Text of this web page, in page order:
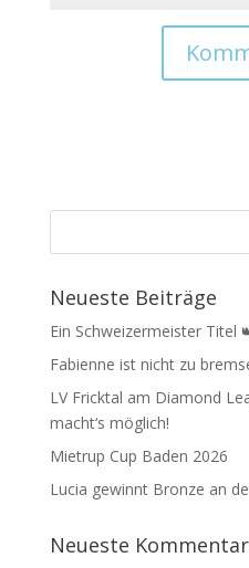
Neueste Beiträge
Ein Schweizermeister Titel
Fabienne ist nicht zu
LV Fricktal am Diamond
macht‘s möglich!
Mietrup Cup Baden 2026
Lucia gewinnt Bronze an
Neueste